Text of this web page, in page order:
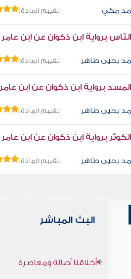
مكي تقييم المادة:
برواية ابن ذكوان عن ابن عامر
يحيى طاهر تقييم المادة:
برواية ابن ذكوان عن ابن عامر
يحيى طاهر تقييم المادة:
برواية ابن ذكوان عن ابن عامر
يحيى طاهر تقييم المادة:
البث المباشر
أخلاقنا أصالة ومعاصرة